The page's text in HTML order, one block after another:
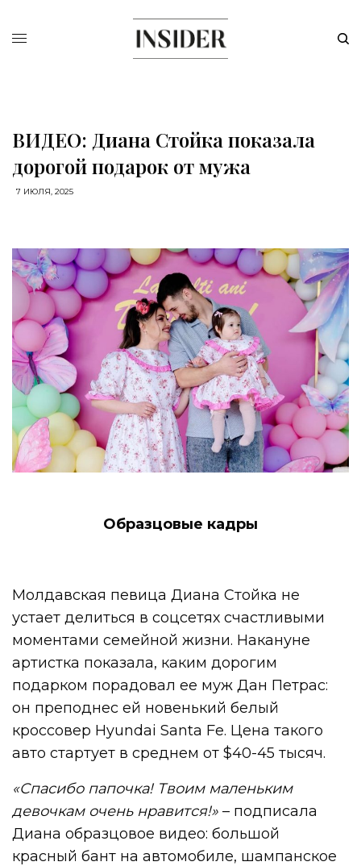
ВИДЕО: Диана Стойка показала
дорогой подарок от мужа
7 ИЮЛЯ, 2025
Образцовые кадры
Молдавская певица Диана Стойка не
устает делиться в соцсетях счастливыми
моментами семейной жизни. Накануне
артистка показала, каким дорогим
подарком порадовал ее муж Дан Петрас:
он преподнес ей новенький белый
кроссовер Hyundai Santa Fe. Цена такого
авто стартует в среднем от $40-45 тысяч.
«Спасибо папочка! Твоим маленьким
девочкам очень нравится!» – подписала
Диана образцовое видео: большой
красный бант на автомобиле, шампанское